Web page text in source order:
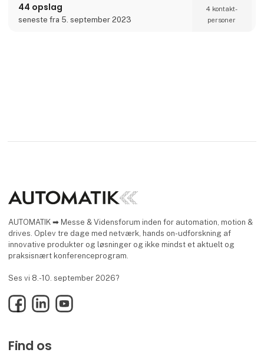
maskininstallation, service & vedligeholdelse
og drivsystemer.Vi gør brug af mere end 100
års dyb ekspertise, topmoderne
44 opslag
seneste fra 5. september 2023
4 kontakt­
personer
AUTOMATIK ➡ Messe & Vidensforum inden for automation, motion &
drives. Oplev tre dage med netværk, hands on-udforskning af
innovative produkter og løsninger og ikke mindst et aktuelt og
praksisnært konferenceprogram.
Ses vi 8.-10. september 2026?
FacebookLinkedInYouTube
Find os